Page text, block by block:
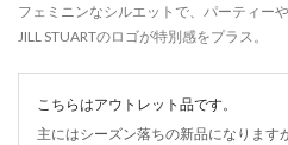
フェミニンなシルエットで、パーティー
JILL STUARTのロゴが特別感をプラス。
こちらはアウトレット品です。
主にはシーズン落ちの新品になります